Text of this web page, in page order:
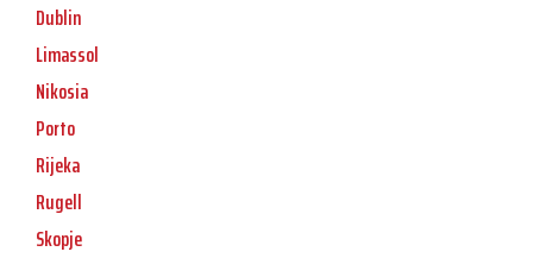
Dublin
Limassol
Nikosia
Porto
Rijeka
Rugell
Skopje